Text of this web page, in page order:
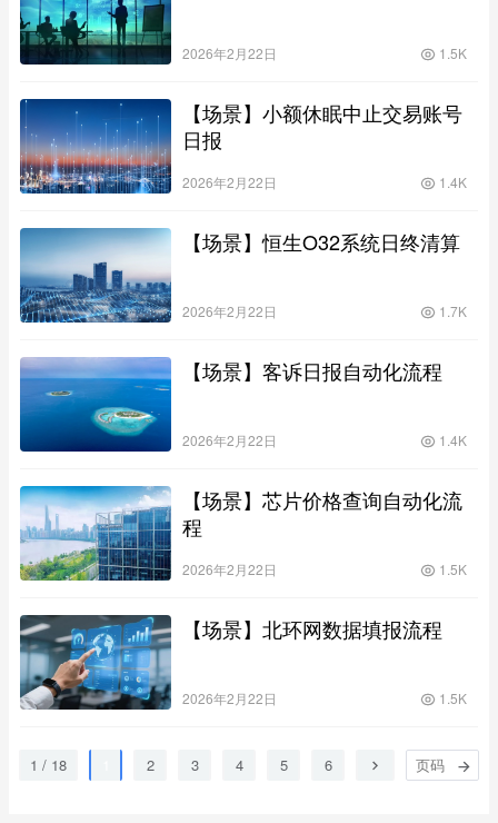
2026年2月22日 1.5K
【场景】小额休眠中止交易账号
日报
2026年2月22日 1.4K
【场景】恒生O32系统日终清算
2026年2月22日 1.7K
【场景】客诉日报自动化流程
2026年2月22日 1.4K
【场景】芯片价格查询自动化流
程
2026年2月22日 1.5K
【场景】北环网数据填报流程
2026年2月22日 1.5K
1 / 18 2 3 4 5 6